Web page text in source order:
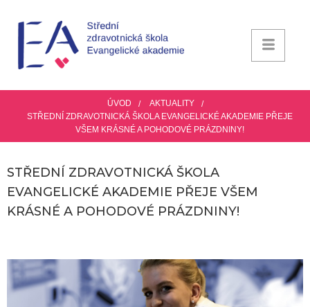
ÚVOD
AKTUALITY
STŘEDNÍ ZDRAVOTNICKÁ ŠKOLA EVANGELICKÉ AKADEMIE PŘEJE
VŠEM KRÁSNÉ A POHODOVÉ PRÁZDNINY!
STŘEDNÍ ZDRAVOTNICKÁ ŠKOLA
EVANGELICKÉ AKADEMIE PŘEJE VŠEM
KRÁSNÉ A POHODOVÉ PRÁZDNINY!